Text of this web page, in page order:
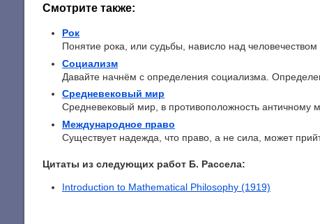
Смотрите также:
Рок
Понятие рока, или судьбы, нависло над человечеством
Социализм
Давайте начнём с определения социализма.
Средневековый мир
Средневековый мир, в противоположность античному
Международное право
Существует надежда, что право, а не сила, может
Цитаты из следующих работ Б. Рассела:
Introduction to Mathematical Philosophy (1919)